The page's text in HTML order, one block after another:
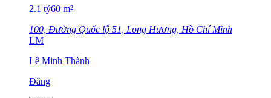
2.1 tỷ60 m²
100, Đường Quốc lộ 51, Long Hương, Hồ Chí Minh
LM
Lê Minh Thành
Đăng